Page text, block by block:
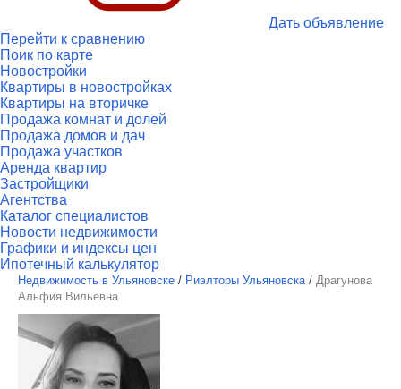
Дать объявление
Перейти к сравнению
Поик по карте
Новостройки
Квартиры в новостройках
Квартиры на вторичке
Продажа комнат и долей
Продажа домов и дач
Продажа участков
Аренда квартир
Застройщики
Агентства
Каталог специалистов
Новости недвижимости
Графики и индексы цен
Ипотечный калькулятор
Недвижимость в Ульяновске / Риэлторы Ульяновска / Драгунова
Альфия Вильевна